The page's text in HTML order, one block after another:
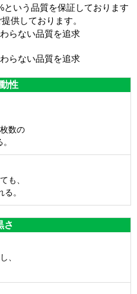
という品質を保証しております
供しております。
性
数の
も、
。
さ
、